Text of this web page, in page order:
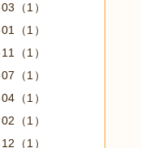
（1）
（1）
（1）
（1）
（1）
（1）
（1）